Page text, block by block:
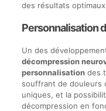
des résultats
Personnalisation
Un des
décompression
personnalisationdes
souffrant de douleurs
uniques, et la
décompression en